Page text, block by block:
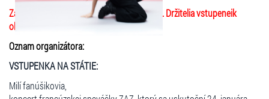
Zakúpené vstupenky zostávajú v platnosti. Držitelia vstupeneik
obdržia e-mail s oznámením organizátora:
Oznam organizátora:
VSTUPENKA NA STÁTIE:
Milí fanúšikovia,